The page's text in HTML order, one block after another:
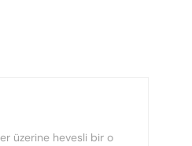
üzerine hevesli bir o